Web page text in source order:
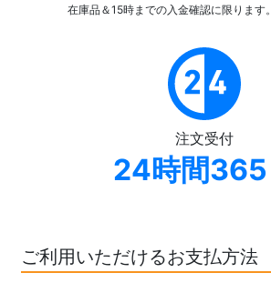
在庫品＆15時までの入金確認に限ります
注文受付
24時間365
ご利用いただけるお支払方法